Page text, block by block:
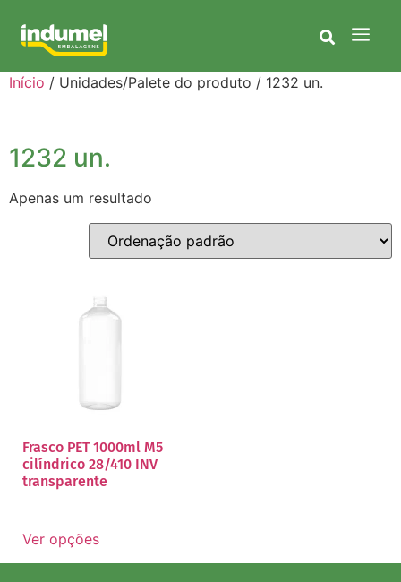
Início / Unidades/Palete do produto / 1232 un.
1232 un.
Apenas um resultado
Frasco PET 1000ml M5
cilíndrico 28/410 INV
transparente
Ver opções